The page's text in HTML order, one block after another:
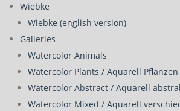
Wiebke
Wiebke (english version)
Galleries
Watercolor Animals
Watercolor Plants / Aquarell Pflanzen
Watercolor Abstract / Aquarell
Watercolor Mixed / Aquarell